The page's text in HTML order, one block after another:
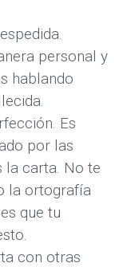
personal y
hablando
Es
por las
la carta. No te
la ortografía
que tu
con otras